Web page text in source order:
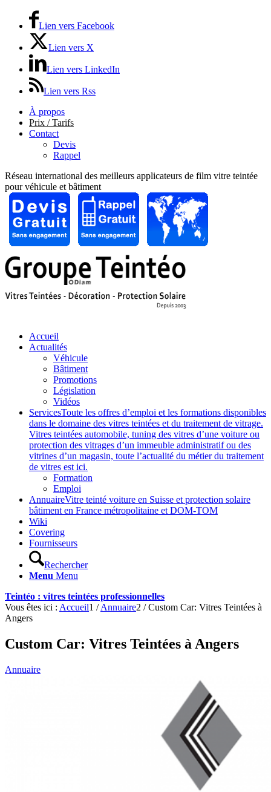
Lien vers Facebook
Lien vers X
Lien vers LinkedIn
Lien vers Rss
À propos
Prix / Tarifs
Contact
Devis
Rappel
Réseau international des meilleurs applicateurs de film vitre teintée
pour véhicule et bâtiment
Accueil
Actualités
Véhicule
Bâtiment
Promotions
Législation
Vidéos
ServicesToute les offres d’emploi et les formations disponibles
dans le domaine des vitres teintées et du traitement de vitrage.
Vitres teintées automobile, tuning des vitres d’une voiture ou
protection des vitrages d’un immeuble administratif ou des
vitrines d’un magasin, toute l’actualité du métier du traitement
de vitres est ici.
Formation
Emploi
AnnuaireVitre teinté voiture en Suisse et protection solaire
bâtiment en France métropolitaine et DOM-TOM
Wiki
Covering
Fournisseurs
Rechercher
Menu Menu
Teintéo : vitres teintées professionnelles
Vous êtes ici : Accueil1 / Annuaire2 / Custom Car: Vitres Teintées à
Angers
Custom Car: Vitres Teintées à Angers
Annuaire